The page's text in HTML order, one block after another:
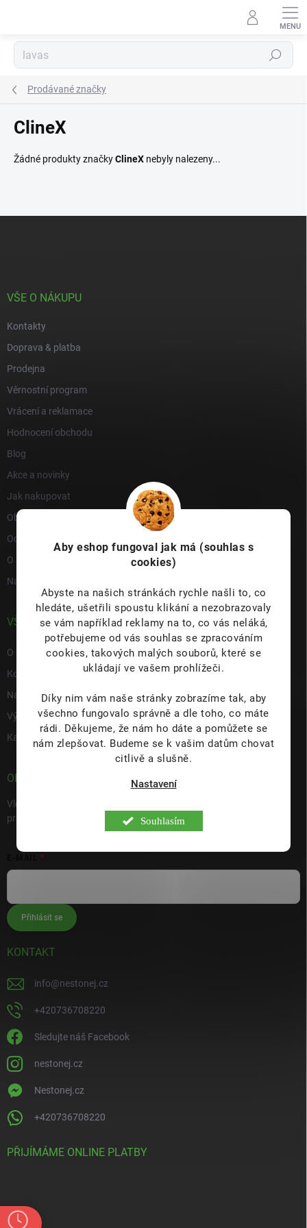
Aby eshop fungoval jak má (souhlas s
cookies)
Abyste na našich stránkách rychle našli to, co
hledáte, ušetřili spoustu klikání a nezobrazovaly
se vám například reklamy na to, co vás neláká,
potřebujeme od vás souhlas se zpracováním
cookies, takových malých souborů, které se
ukládají ve vašem prohlížeči.
Díky nim vám naše stránky zobrazíme tak, aby
všechno fungovalo správně a dle toho, co máte
rádi. Děkujeme, že nám ho dáte a pomůžete se
nám zlepšovat. Budeme se k vašim datům chovat
citlivě a slušně.
Nastavení
Souhlasím
Hledat
Prodávané značky
ClineX
Žádné produkty značkyClineX nebyly nalezeny...
VŠE O NÁKUPU
Kontakty
Doprava & platba
Prodejna
Věrnostní program
Vrácení a reklamace
Hodnocení obchodu
Blog
Akce a novinky
Jak nakupovat
Obchodní podmínky
Ochrana osobních údajů
O nás
Napište nám
VŠE O NÁS
O nás
Kontakty
Napište nám
Výdejní místo s prodejnou Hulín
Kariéra
ODEBÍRAT NEWSLETTER
Vložte svůj e-mail a my vám budeme zasílat informace o nových
produktech na našem e-shopu.
Přihlásit se
KONTAKT
info@nestonej.cz
+420736708220
Sledujte náš Facebook
nestonej.cz
Nestonej.cz
+420736708220
PŘIJÍMÁME ONLINE PLATBY